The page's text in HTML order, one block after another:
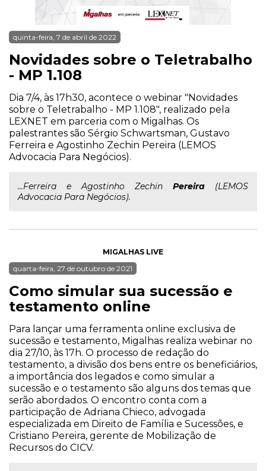
quinta-feira, 7 de abril de 2022
Novidades sobre o Teletrabalho
- MP 1.108
Dia 7/4, às 17h30, acontece o webinar "Novidades
sobre o Teletrabalho - MP 1.108", realizado pela
LEXNET em parceria com o Migalhas. Os
palestrantes são Sérgio Schwartsman, Gustavo
Ferreira e Agostinho Zechin Pereira (LEMOS
Advocacia Para Negócios).
...Ferreira e Agostinho Zechin Pereira (LEMOS
Advocacia Para Negócios).
MIGALHAS LIVE
quarta-feira, 27 de outubro de 2021
Como simular sua sucessão e
testamento online
Para lançar uma ferramenta online exclusiva de
sucessão e testamento, Migalhas realiza webinar no
dia 27/10, às 17h. O processo de redação do
testamento, a divisão dos bens entre os beneficiários,
a importância dos legados e como simular a
sucessão e o testamento são alguns dos temas que
serão abordados. O encontro conta com a
participação de Adriana Chieco, advogada
especializada em Direito de Família e Sucessões, e
Cristiano Pereira, gerente de Mobilização de
Recursos do CICV.